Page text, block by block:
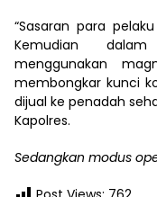
“Sasaran para
Kemudian
menggunakan
membongkar kunci
dijual ke penadah
Kapolres.
Sedangkan modus